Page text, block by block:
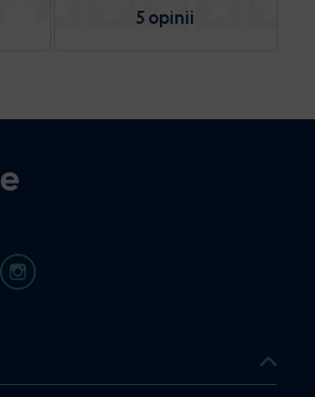
5 opinii